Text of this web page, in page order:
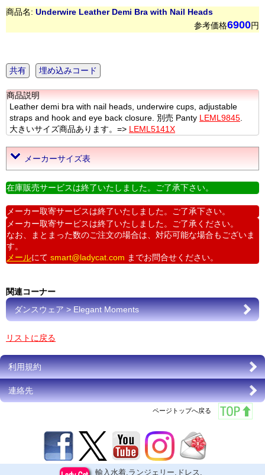
商品名: Underwire Leather Demi Bra with Nail Heads
参考価格6900円
共有 埋め込みコード
商品説明
Leather demi bra with nail heads, underwire cups, adjustable
straps and hook and eye back closure. 別売 Panty LEML9845
大きいサイズ商品あります。=> LEML5141X
メーカーサイズ表
在庫販売サービスは終了いたしました。ご了承下さい。
メーカー取寄サービスは終了いたしました。ご了承下さい。
メーカー取寄サービスは終了いたしました。ご了承ください。
なお、まとまった数のご注文の場合は、対応可能な場合もございま
す。
メールにて smart@ladycat.com までお問合せください。
関連コーナー
ダンスウェア > Elegant Moments
リストに戻る
利用規約
連絡先
ページトップへ戻る
輸入水着,ランジェリー,ドレス,